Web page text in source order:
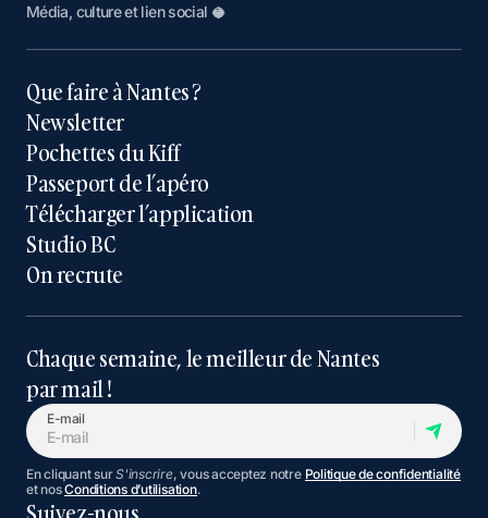
Média, culture et lien social 🥥
Que faire à Nantes ?
Newsletter
Pochettes du Kiff
Passeport de l’apéro
Télécharger l’application
Studio BC
On recrute
Chaque semaine, le meilleur de Nantes
par mail !
E-mail
En cliquant surS'inscrire, vous acceptez notre Politique de confidentialité
et nosConditions d’utilisation.